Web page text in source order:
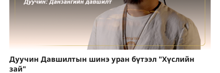
Дуучин Давшилтын шинэ уран бүтээл "Хүслийн
зай"